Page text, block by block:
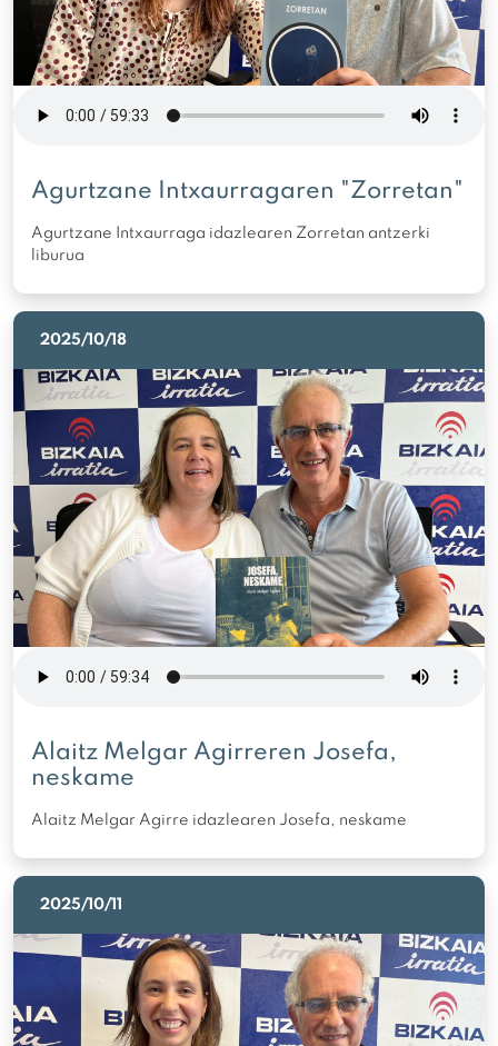
Agurtzane Intxaurragaren "Zorretan"
Agurtzane Intxaurraga idazlearen Zorretan antzerki
liburua
2025/10/18
Alaitz Melgar Agirreren Josefa,
neskame
Alaitz Melgar Agirre idazlearen Josefa, neskame
2025/10/11